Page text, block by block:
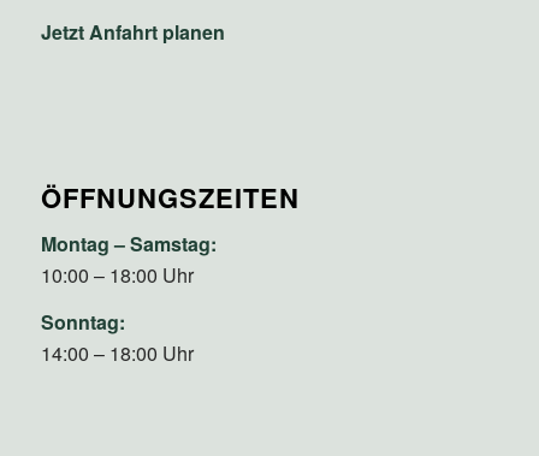
Jetzt Anfahrt planen
ÖFFNUNGSZEITEN
Montag – Samstag:
10:00 – 18:00 Uhr
Sonntag:
14:00 – 18:00 Uhr